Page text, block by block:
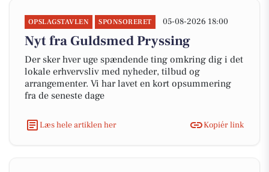
OPSLAGSTAVLEN SPONSORERET 05-08-2026 18:00
Nyt fra Guldsmed Pryssing
Der sker hver uge spændende ting omkring dig i det
lokale erhvervsliv med nyheder, tilbud og
arrangementer. Vi har lavet en kort opsummering
fra de seneste dage
Læs hele artiklen her Kopiér link